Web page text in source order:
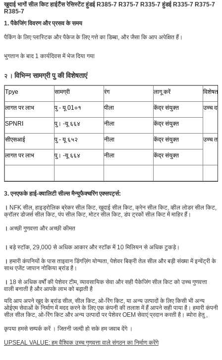
खुदाई भागों सील किट हाईटैंस रेसिस्टेंट हुंडई R385-7 R375-7 R335-7 हुंडई R335-7 R375-7
R385-7
1. पैकेजिंग विवरण और प्रसव के समय
पैकिंग के लिए प्लास्टिक और पैकेज के लिए गत्ते का डिब्बा, और जैसा कि आप अपेक्षित हैं।
भुगतान के बाद 1 कार्यदिवस में भेज दिया गया
२ । विभिन्न सामग्री पु की विशेषताएं
Tpye सामग्री रंग लागू करें
लागत पर लाभ पु - यू 01०१ पीला केंद्र संयुक्त उच्च
SPNRI पु। -यू ६६४ नीला केंद्र संयुक्त
सीएसआई पु - यू ६५२ नीला केंद्र संयुक्त उच्च
लागत पर लाभ पु। -यू ६६४ नीला केंद्र संयुक्त
3. एनएफके हाई-क्वालिटी सील्स मैन्युफैक्चरिंग एक्सपर्ट्स:
। NFK सील, हाइड्रोलिक ब्रेकर सील किट, खुदाई सील किट, क्रेन सील किट, व्हील लोडर सील किट,
क्रॉलर डोजर्स सील किट, पंप सील किट, मोटर सील किट, डंप ट्रकों सील किट में माहिर हैं।
। अच्छी गुणवत्ता और अच्छी कीमत
। बड़े स्टॉक, 29,000 से अधिक आकार और स्टॉक में 10 मिलियन से अधिक टुकड़े।
। हमारी कंपनियों के पास ताइवान डिंगज़िंग योग्यता, पेशेवर बिक्री तेल सील और बड़ी संख्या में इन्वेंट्री के
साथ एजेंट जापान नोकिया ब्रांड है।
। 18 से अधिक वर्षों की पेशेवर टीम, व्यावसायिक सेवा और सही पैकेजिंग सील किट को उच्च गुणवत्ता
वाली बनाती है और आपके लाभ को बढ़ाती है
यदि आप अपने खुद के ब्रांड सील, सील किट, ओ-रिंग किट, या अन्य उत्पादों के लिए किसी भी अन्य
ओईएम सेवाओं के निर्माण में मदद करने के लिए एक कंपनी की तलाश में हैं आपने सही पाया है। हमारी कंपनी
सील सील किट, ओ-रिंग किट और अन्य उत्पादों पर पेशेवर OEM सेवाएं प्रदान करती है। ब्योरा हेतु ,
कृपया हमसे सम्पर्क करें । जितनी जल्दी हो सके हम जवाब देंगे ।
UPSEAL VALUE: हम वैश्विक उच्च गुणवत्ता वाले संगठन का निर्माण करेंगे